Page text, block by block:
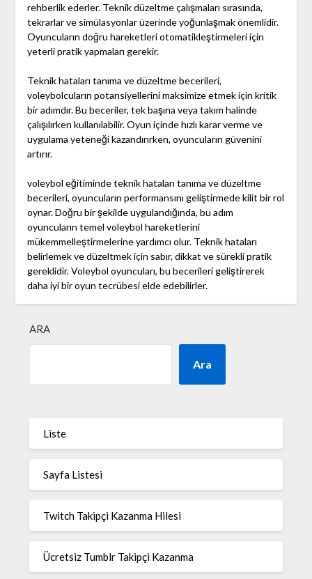
rehberlik ederler. Teknik düzeltme çalışmaları sırasında,
tekrarlar ve simülasyonlar üzerinde yoğunlaşmak önemlidir.
Oyuncuların doğru hareketleri otomatikleştirmeleri için
yeterli pratik yapmaları gerekir.
Teknik hataları tanıma ve düzeltme becerileri,
voleybolcuların potansiyellerini maksimize etmek için kritik
bir adımdır. Bu beceriler, tek başına veya takım halinde
çalışılırken kullanılabilir. Oyun içinde hızlı karar verme ve
uygulama yeteneği kazandırırken, oyuncuların güvenini
artırır.
voleybol eğitiminde teknik hataları tanıma ve düzeltme
becerileri, oyuncuların performansını geliştirmede kilit bir rol
oynar. Doğru bir şekilde uygulandığında, bu adım
oyuncuların temel voleybol hareketlerini
mükemmelleştirmelerine yardımcı olur. Teknik hataları
belirlemek ve düzeltmek için sabır, dikkat ve sürekli pratik
gereklidir. Voleybol oyuncuları, bu becerileri geliştirerek
daha iyi bir oyun tecrübesi elde edebilirler.
ARA
Ara
Liste
Sayfa Listesi
Twitch Takipçi Kazanma Hilesi
Ücretsiz Tumblr Takipçi Kazanma